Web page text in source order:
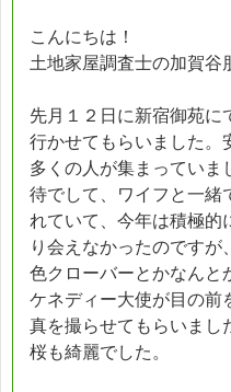
こんにちは！
土地家屋調査士の加賀谷
先月１２日に新宿御苑に
行かせてもらいました。
多くの人が集まっていま
待でして、ワイフと一緒
れていて、今年は積極的
り会えなかったのです
色クローバーとかなんと
ケネディー大使が目の前
真を撮らせてもらいまし
桜も綺麗でした。